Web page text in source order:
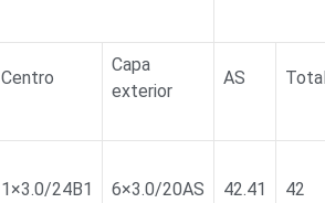
Centro
Capa
exterior
AS
1×3.0/24B1 6×3.0/20AS 42.41 42